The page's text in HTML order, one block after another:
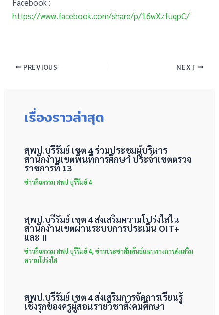
Facebook :
https://www.facebook.com/share/p/16wXzfuqpC/
PREVIOUS NEXT
เรื่องราวล่าสุด
สพป.บุรีรัมย์ เขต 4 ร่วมประชุมผู้บริหาร
สำนักงานเขตพื้นที่การศึกษา ประจำเขตตรวจ
ราชการที่ 13
ข่าวกิจกรรม สพป.บุรีรัมย์ 4
สพป.บุรีรัมย์ เขต 4 ส่งเสริมความโปร่งใสใน
สำนักงานเขตผ่านระบบการประเมิน OIT+
และ II
ข่าวกิจกรรม สพป.บุรีรัมย์ 4, ข่าวประชาสัมพันธ์แนวทางการส่งเสริม
ความโปร่งใส
สพป.บุรีรัมย์ เขต 4 ส่งเสริมการจัดการเรียนรู้
เชิงรุกของครูผู้สอนรายวิชาสังคมศึกษา